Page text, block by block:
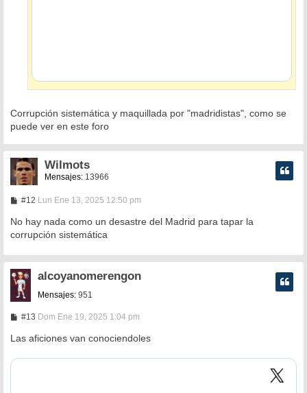
Corrupción sistemática y maquillada por "madridistas", como se
puede ver en este foro
Wilmots
Mensajes: 13966
#12M
n
s
a
e
Lun Ene 13, 2025 12:50 pm
No hay nada como un desastre del Madrid para tapar la
corrupción sistemática
alcoyanomerengon
Mensajes: 951
#13M
n
s
Dom Ene 19, 2025 1:04 pm
Las aficiones van conociendoles